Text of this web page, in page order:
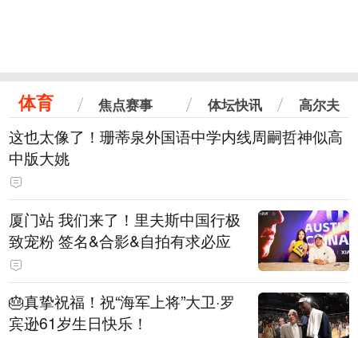
体育 焦点赛事 体坛快讯 高尔夫
这也太像了！珊蒂泉外国语中学内线周嗣哲神似高
中版大姚
厦门站 我们来了！里夫斯中国行极
致宠粉 签名&合影&自拍有求必应
🎂真挚祝福！祝“海军上将”大卫·罗
宾逊61岁生日快乐！